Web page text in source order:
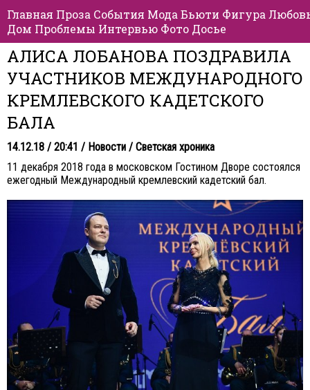
Главная Проза События Мода Бьюти Фигура
Дом Проблемы Интервью Фото Досье
АЛИСА ЛОБАНОВА ПОЗДРАВИЛА
УЧАСТНИКОВ МЕЖДУНАРОДНОГО
КРЕМЛЕВСКОГО КАДЕТСКОГО
БАЛА
14.12.18 / 20:41 / Новости / Светская хроника
11 декабря 2018 года в московском Гостином Дворе состоялся
ежегодный Международный кремлевский кадетский бал.